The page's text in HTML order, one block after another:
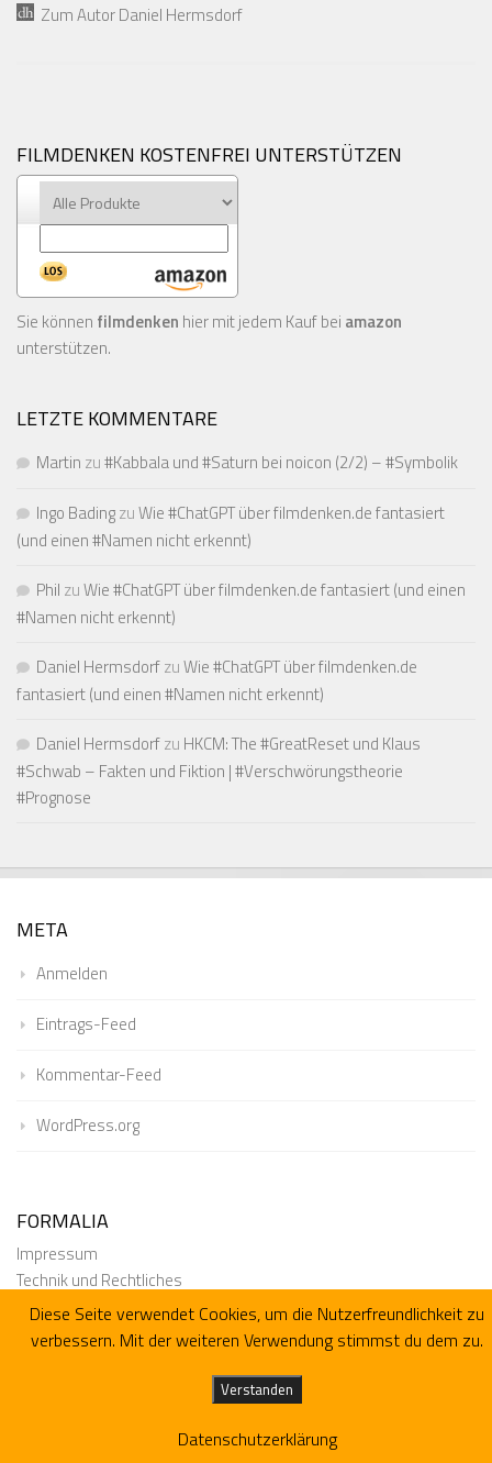
Zum Autor Daniel Hermsdorf
FILMDENKEN KOSTENFREI UNTERSTÜTZEN
Sie können filmdenken hier mit jedem Kauf bei amazon
unterstützen.
LETZTE KOMMENTARE
Martin zu#Kabbala und #Saturn bei noicon (2/2) – #Symbolik
Ingo BadingzuWie #ChatGPT über filmdenken.de fantasiert
(und einen #Namen nicht erkennt)
Phil zuWie #ChatGPT über filmdenken.de fantasiert (und einen
#Namen nicht erkennt)
Daniel HermsdorfzuWie #ChatGPT über filmdenken.de
fantasiert (und einen #Namen nicht erkennt)
Daniel Hermsdorfzu HKCM: The #GreatReset und Klaus
#Schwab – Fakten und Fiktion | #Verschwörungstheorie
#Prognose
META
Anmelden
Eintrags-Feed
Kommentar-Feed
WordPress.org
FORMALIA
Impressum
Technik und Rechtliches
Datenschutz
Diese Seite verwendet Cookies, um die Nutzerfreundlichkeit zu
verbessern. Mit der weiteren Verwendung stimmst du dem zu.
Verstanden
Datenschutzerklärung